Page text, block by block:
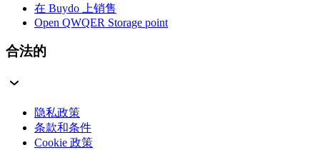
在 Buydo 上销售
Open QWQER Storage point
合法的
隐私政策
条款和条件
Cookie 政策